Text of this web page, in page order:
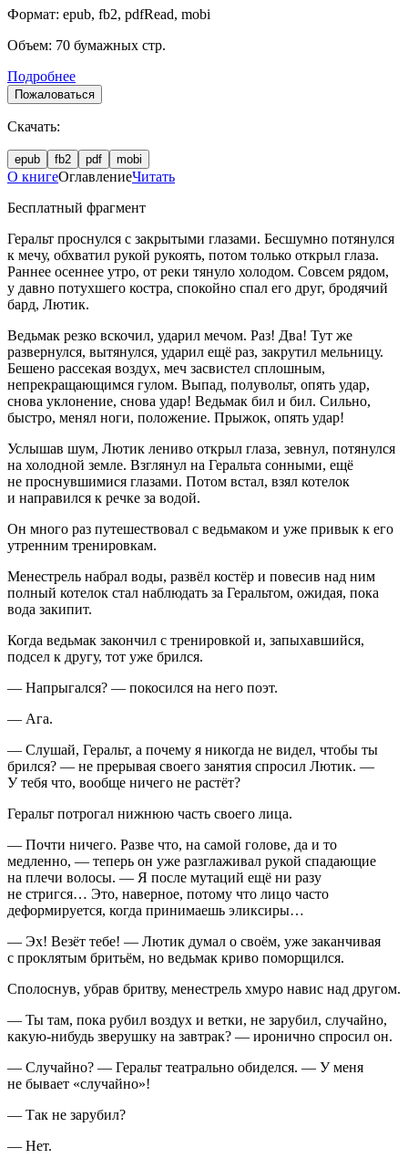
Формат: epub, fb2, pdfRead, mobi
Объем: 70 бумажных стр.
Подробнее
Пожаловаться
Скачать:
epub fb2 pdf mobi
О книгеОглавлениеЧитать
Бесплатный фрагмент
Геральт проснулся с закрытыми глазами. Бесшумно потянулся
к мечу, обхватил рукой рукоять, потом только открыл глаза.
Раннее осеннее утро, от реки тянуло холодом. Совсем рядом,
у давно потухшего костра, спокойно спал его друг, бродячий
бард, Лютик.
Ведьмак резко вскочил, ударил мечом. Раз! Два! Тут же
развернулся, вытянулся, ударил ещё раз, закрутил мельницу.
Бешено рассекая воздух, меч засвистел сплошным,
непрекращающимся гулом. Выпад, полувольт, опять удар,
снова уклонение, снова удар! Ведьмак бил и бил. Сильно,
быстро, менял ноги, положение. Прыжок, опять удар!
Услышав шум, Лютик лениво открыл глаза, зевнул, потянулся
на холодной земле. Взглянул на Геральта сонными, ещё
не проснувшимися глазами. Потом встал, взял котелок
и направился к речке за водой.
Он много раз путешествовал с ведьмаком и уже привык к его
утренним тренировкам.
Менестрель набрал воды, развёл костёр и повесив над ним
полный котелок стал наблюдать за Геральтом, ожидая, пока
вода закипит.
Когда ведьмак закончил с тренировкой и, запыхавшийся,
подсел к другу, тот уже брился.
— Напрыгался? — покосился на него поэт.
— Ага.
— Слушай, Геральт, а почему я никогда не видел, чтобы ты
брился? — не прерывая своего занятия спросил Лютик. —
У тебя что, вообще ничего не растёт?
Геральт потрогал нижнюю часть своего лица.
— Почти ничего. Разве что, на самой голове, да и то
медленно, — теперь он уже разглаживал рукой спадающие
на плечи волосы. — Я после мутаций ещё ни разу
не стригся… Это, наверное, потому что лицо часто
деформируется, когда принимаешь эликсиры…
— Эх! Везёт тебе! — Лютик думал о своём, уже заканчивая
с проклятым бритьём, но ведьмак криво поморщился.
Сполоснув, убрав бритву, менестрель хмуро навис над другом.
— Ты там, пока рубил воздух и ветки, не зарубил, случайно,
какую-нибудь зверушку на завтрак? — иронично спросил он.
— Случайно? — Геральт театрально обиделся. — У меня
не бывает «случайно»!
— Так не зарубил?
— Нет.